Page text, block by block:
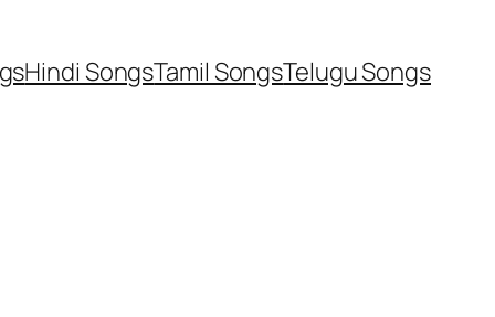
Hindi SongsTamil SongsTelugu Songs